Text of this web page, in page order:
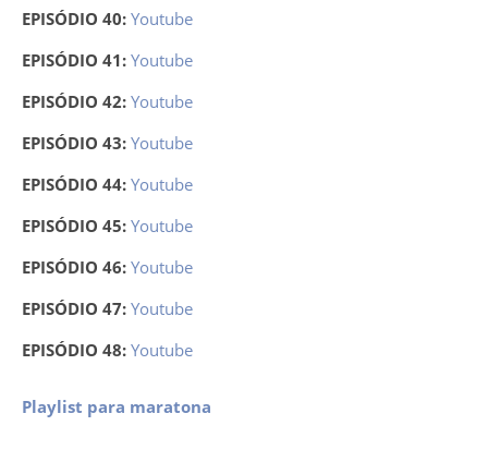
EPISÓDIO 40: Youtube
EPISÓDIO 41: Youtube
EPISÓDIO 42: Youtube
EPISÓDIO 43: Youtube
EPISÓDIO 44: Youtube
EPISÓDIO 45: Youtube
EPISÓDIO 46: Youtube
EPISÓDIO 47: Youtube
EPISÓDIO 48: Youtube
Playlist para maratona